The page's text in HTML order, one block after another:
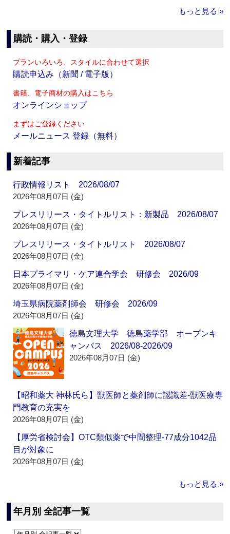
もっと見る »
購読・購入・登録
プランいろいろ、スタイルに合わせて選択
購読申込み（新聞 / 電子版）
書籍、電子商材の購入はこちら
オンラインショップ
まずはご登録ください
メールニュース 登録（無料）
新着記事
行政情報リスト 2026/08/07
2026年08月07日 (金)
プレスリリース・タイトルリスト：新製品 2026/08/07
2026年08月07日 (金)
プレスリリース・タイトルリスト 2026/08/07
2026年08月07日 (金)
日本プライマリ・ケア連合学会 研修会 2026/09
2026年08月07日 (金)
埼玉県病院薬剤師会 研修会 2026/09
2026年08月07日 (金)
徳島文理大学 徳島薬学部 オープンキ
ャンパス 2026/08-2026/09
2026年08月07日 (金)
【昭和薬大 神林氏ら】獣医師と薬剤師に認識差‐獣医療専
門教育の充実を
2026年08月07日 (金)
【厚労省検討会】OTC類似薬で中間整理‐77成分1042品
目が対象に
2026年08月07日 (金)
もっと見る »
年月別 全記事一覧